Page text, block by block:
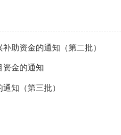
助资金的通知（第二批）
金的通知
知（第三批）